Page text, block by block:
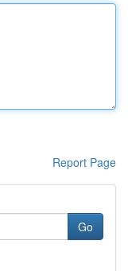
Report Page
Go